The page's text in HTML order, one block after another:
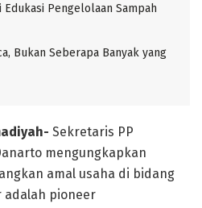
Edukasi Pengelolaan Sampah
Bukan Seberapa Banyak yang
Sekretaris PP
mengungkapkan
amal usaha di bidang
adalah pioneer